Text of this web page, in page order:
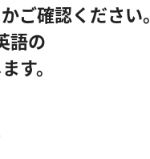
ご確認ください。
語の
す。